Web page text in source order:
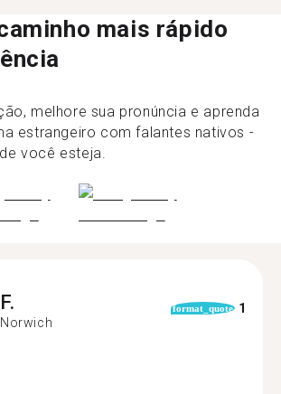
mais rápido
melhore sua pronúncia e aprenda
estrangeiro com falantes nativos -
você esteja.
F.
Norwich
format_quote 1